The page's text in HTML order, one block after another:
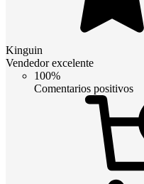
Kinguin
Vendedor excelente
100%
Comentarios positivos